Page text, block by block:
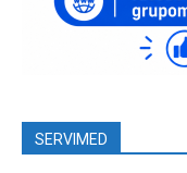
SERVIMED